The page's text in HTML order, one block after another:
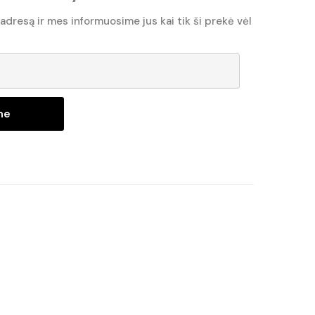
ir mes informuosime jus kai tik ši prekė vėl